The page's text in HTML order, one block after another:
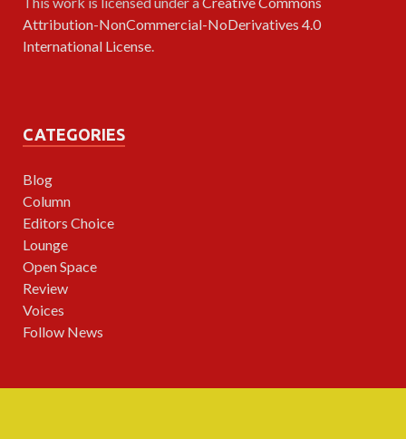
Attribution-NonCommercial-NoDerivatives 4.0
International License.
CATEGORIES
Blog
Column
Editors Choice
Lounge
Open Space
Review
Voices
Follow News